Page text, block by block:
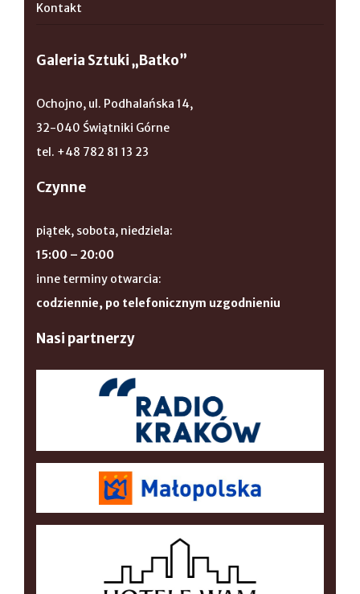
Kontakt
Galeria Sztuki „Batko”
Ochojno, ul. Podhalańska 14,
32-040 Świątniki Górne
tel. +48 782 81 13 23
Czynne
piątek, sobota, niedziela:
15:00 – 20:00
inne terminy otwarcia:
codziennie, po telefonicznym uzgodnieniu
Nasi partnerzy